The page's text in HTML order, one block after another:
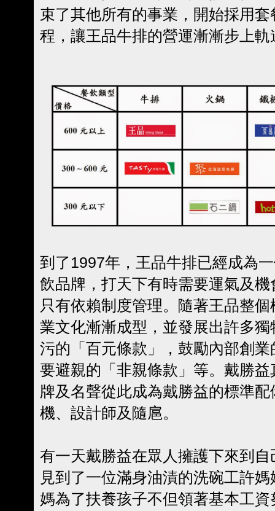
束了其他所有的事業，開始採用
程，讓王品牛排的營運漸漸步上軌
到了1997年，王品牛排已經成為
飲品牌，打天下有時需要運氣及
只有依賴制度管理。隨著王品整
業文化漸漸成型，並發展出許多
污的「百元條款」，鼓勵內部創
要避親的「非親條款」等。戴勝
牌及名聲從此成為戴勝益的標準
機、設計師及隨扈。
有一天戴勝益在眾人擁護下來到
見到了一位滿身油漬的洗碗工許
媽為了扶養孩子不但領著基本工